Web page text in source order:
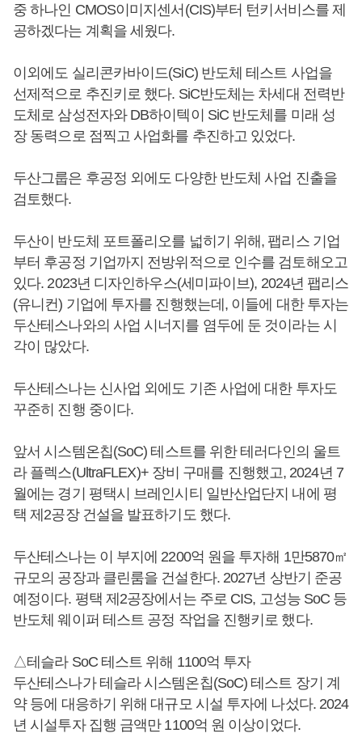
중 하나인 CMOS이미지센서(CIS)부터 턴키서비스를 제
공하겠다는 계획을 세웠다.
이외에도 실리콘카바이드(SiC) 반도체 테스트 사업을
선제적으로 추진키로 했다. SiC반도체는 차세대 전력반
도체로 삼성전자와 DB하이텍이 SiC 반도체를 미래 성
장 동력으로 점찍고 사업화를 추진하고 있었다.
두산그룹은 후공정 외에도 다양한 반도체 사업 진출을
검토했다.
두산이 반도체 포트폴리오를 넓히기 위해, 팹리스 기업
부터 후공정 기업까지 전방위적으로 인수를 검토해오고
있다. 2023년 디자인하우스(세미파이브), 2024년 팹리스
(유니컨) 기업에 투자를 진행했는데, 이들에 대한 투자는
두산테스나와의 사업 시너지를 염두에 둔 것이라는 시
각이 많았다.
두산테스나는 신사업 외에도 기존 사업에 대한 투자도
꾸준히 진행 중이다.
앞서 시스템온칩(SoC) 테스트를 위한 테러다인의 울트
라 플렉스(UltraFLEX)+ 장비 구매를 진행했고, 2024년 7
월에는 경기 평택시 브레인시티 일반산업단지 내에 평
택 제2공장 건설을 발표하기도 했다.
두산테스나는 이 부지에 2200억 원을 투자해 1만5870㎡
규모의 공장과 클린룸을 건설한다. 2027년 상반기 준공
예정이다. 평택 제2공장에서는 주로 CIS, 고성능 SoC 등
반도체 웨이퍼 테스트 공정 작업을 진행키로 했다.
△테슬라 SoC 테스트 위해 1100억 투자
두산테스나가 테슬라 시스템온칩(SoC) 테스트 장기 계
약 등에 대응하기 위해 대규모 시설 투자에 나섰다. 2024
년 시설투자 집행 금액만 1100억 원 이상이었다.